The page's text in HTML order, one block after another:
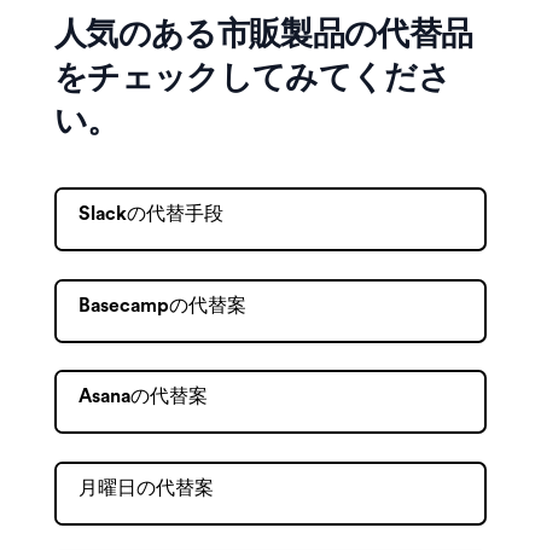
人気のある市販製品の代替品
をチェックしてみてくださ
い。
Slackの代替手段
Basecampの代替案
Asanaの代替案
月曜日の代替案